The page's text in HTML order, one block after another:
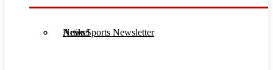
Aesir Sports Newsletter
Artikel
News